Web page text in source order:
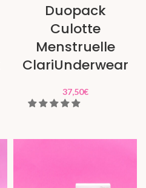
Duopack
Culotte
Menstruelle
ClariUnderwear
37,50€